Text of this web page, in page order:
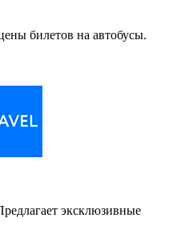
билетов на автобусы.
эксклюзивные